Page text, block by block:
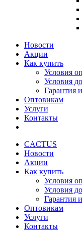
Новости
Акции
Как купить
Условия
Условия
Гарантия
Оптовикам
Услуги
Контакты
CACTUS
Новости
Акции
Как купить
Условия
Условия
Гарантия
Оптовикам
Услуги
Контакты